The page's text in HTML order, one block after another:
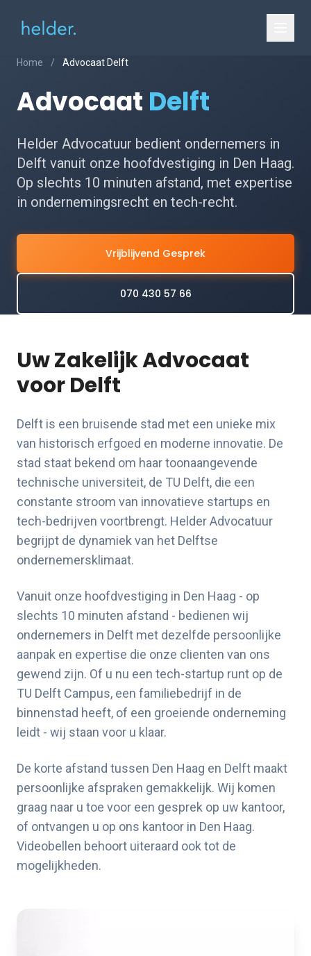
Home / Advocaat Delft
Advocaat Delft
Helder Advocatuur bedient ondernemers in
Delft vanuit onze hoofdvestiging in Den Haag.
Op slechts 10 minuten afstand, met expertise
in ondernemingsrecht en tech-recht.
Vrijblijvend Gesprek
070 430 57 66
Uw Zakelijk Advocaat
voor Delft
Delft is een bruisende stad met een unieke mix
van historisch erfgoed en moderne innovatie. De
stad staat bekend om haar toonaangevende
technische universiteit, de TU Delft, die een
constante stroom van innovatieve startups en
tech-bedrijven voortbrengt. Helder Advocatuur
begrijpt de dynamiek van het Delftse
ondernemersklimaat.
Vanuit onze hoofdvestiging in Den Haag - op
slechts 10 minuten afstand - bedienen wij
ondernemers in Delft met dezelfde persoonlijke
aanpak en expertise die onze clienten van ons
gewend zijn. Of u nu een tech-startup runt op de
TU Delft Campus, een familiebedrijf in de
binnenstad heeft, of een groeiende onderneming
leidt - wij staan voor u klaar.
De korte afstand tussen Den Haag en Delft maakt
persoonlijke afspraken gemakkelijk. Wij komen
graag naar u toe voor een gesprek op uw kantoor,
of ontvangen u op ons kantoor in Den Haag.
Videobellen behoort uiteraard ook tot de
mogelijkheden.